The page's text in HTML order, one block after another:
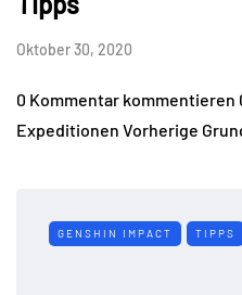
Oktober 30, 2020
0 Kommentar kommentieren
Expeditionen Vorherige
GENSHIN IMPACT TIPPS